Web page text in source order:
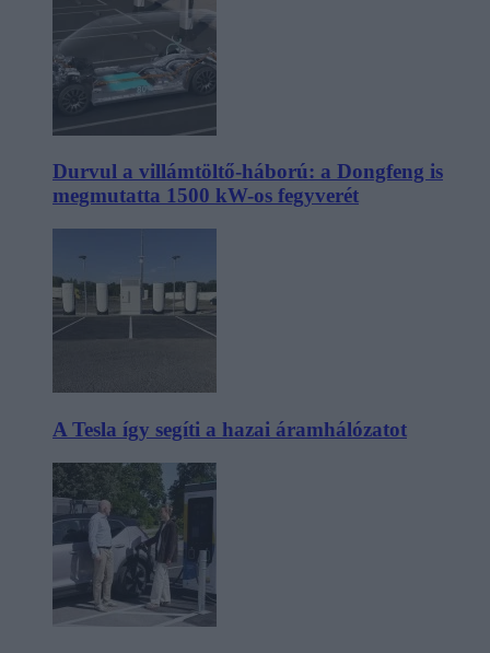
Durvul a villámtöltő-háború: a Dongfeng is
megmutatta 1500 kW-os fegyverét
A Tesla így segíti a hazai áramhálózatot